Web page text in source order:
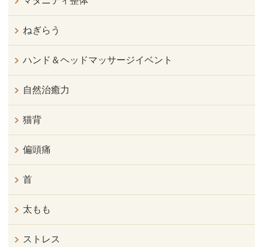
ねぎらう
ハンド＆ヘッドマッサージイベント
自然治癒力
猫背
偏頭痛
首
太もも
ストレス